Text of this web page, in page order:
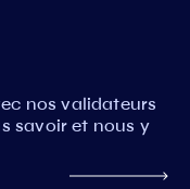
nos validateurs
savoir et nous y